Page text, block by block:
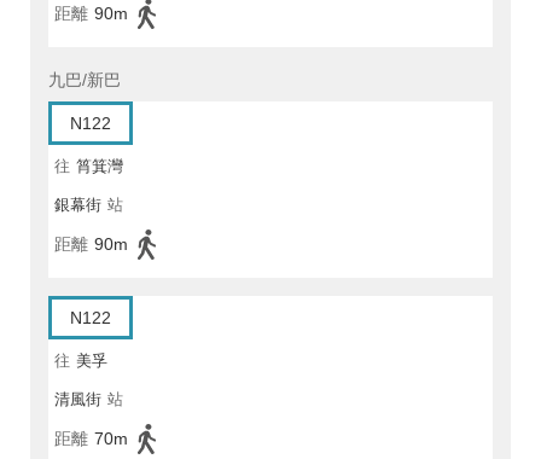
距離 90m
九巴/新巴
N122
往 筲箕灣
銀幕街 站
距離 90m
N122
往 美孚
清風街 站
距離 70m